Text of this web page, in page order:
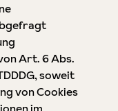
Art. 6 Abs.
soweit
von Cookies